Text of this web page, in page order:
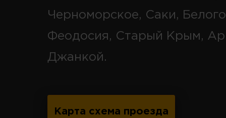
Черноморское, Саки,
Феодосия, Старый Крым,
Джанкой.
Карта схема проезда